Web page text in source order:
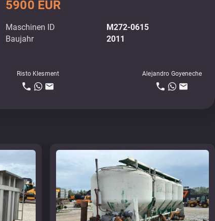
Maschinen ID
M272-0615
Baujahr
2011
Risto Klesment Alejandro Goyeneche
5900 EUR